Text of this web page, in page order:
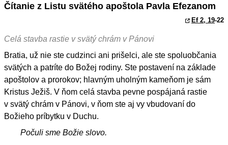
Čítanie z Listu svätého apoštola Pavla Efezanom
Ef 2, 19-22
Celá stavba rastie v svätý chrám v Pánovi
Bratia, už nie ste cudzinci ani prišelci, ale ste spoluobčania
svätých a patríte do Božej rodiny. Ste postavení na základe
apoštolov a prorokov; hlavným uholným kameňom je sám
Kristus Ježiš. V ňom celá stavba pevne pospájaná rastie
v svätý chrám v Pánovi, v ňom ste aj vy vbudovaní do
Božieho príbytku v Duchu.
Počuli sme Božie slovo.